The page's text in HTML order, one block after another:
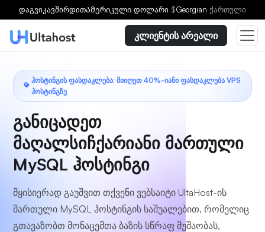
დაგვიკავშირდითᲐმერიკული დოლარი $Georgian ქართული
კლიენტის არეალი
ᲰᲝᲡᲢᲘᲜᲒᲘᲡ ᲤᲐᲡᲓᲐᲙᲚᲔᲑᲐ: ᲛᲘᲘᲦᲔᲗ 40%-ᲘᲐᲜᲘ ᲤᲐᲡᲓᲐᲙᲚᲔᲑᲐ VPS
ᲰᲝᲡᲢᲘᲜᲒᲖᲔ
განიცადეთ
მაღალსიჩქარიანი მართული
MySQL ჰოსტინგი
მყისიერად გაუშვით თქვენი ვებსაიტი UltaHost-ის
მართული MySQL ჰოსტინგის საშუალებით, რომელიც
გთავაზობთ მონაცემთა ბაზის სწრაფ მუშაობას,